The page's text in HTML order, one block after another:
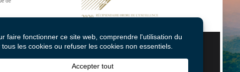
© 2026 Mental Health Commission of Canada